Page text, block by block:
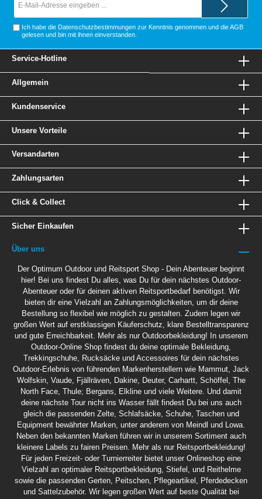
Ich habe die Datenschutzbestimmungen zur Kenntnis genommen und dieAGB
gelesen und bin mit ihnen einverstanden.
Service-Hotline
Allgemein
Kundenservice
Unsere Vorteile
Versandarten
Zahlungsarten
Click & Collect
Sicher Einkaufen
Über uns
Der Optimum Outdoor und Reitsport Shop - Dein Abenteuer beginnt
hier! Bei uns findest Du alles, was Du für dein nächstes Outdoor-
Abenteuer oder für deinen aktiven Reitsportbedarf benötigst. Wir
bieten dir eine Vielzahl an Zahlungsmöglichkeiten, um dir deine
Bestellung so flexibel wie möglich zu gestalten. Zudem legen wir
großen Wert auf erstklassigen Käuferschutz, klare Bestelltransparenz
und gute Erreichbarkeit. Mehr als nur Outdoorbekleidung! In unserem
Outdoor-Online Shop findest du deine optimale Bekleidung,
Trekkingschuhe, Rucksäcke und Accessoires für dein nächstes
Outdoor-Erlebnis von führenden Markenherstellern wie Mammut, Jack
Wolfskin, Vaude, Fjällräven, Dakine, Deuter, Carhartt, Schöffel, The
North Face, Thule; Bergans, Elkline und viele Weitere. Und damit
deine nächste Tour nicht ins Wasser fällt findest Du bei uns auch
gleich die passenden Zelte, Schlafsäcke, Schuhe, Taschen und
Equipment bewährter Marken, unter anderem von Meindl und Lowa.
Neben den bekannten Marken führen wir in unserem Sortiment auch
kleinere Labels zu fairen Preisen. Mehr als nur Reitsportbekleidung!
Für jeden Freizeit- oder Turnierreiter bietet unser Onlineshop eine
Vielzahl an optimaler Reitsportbekleidung, Stiefel, und Reithelme
sowie die passenden Gerten, Peitschen, Pflegeartikel, Pferdedecken
und Sattelzubehör. Wir legen großen Wert auf beste Qualität bei